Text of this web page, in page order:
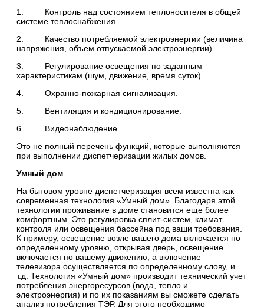
1. Контроль над состоянием теплоносителя в общей
системе теплоснабжения.
2. Качество потребляемой электроэнергии (величина
напряжения, объем отпускаемой электроэнергии).
3. Регулирование освещения по заданным
характеристикам (шум, движение, время суток).
4. Охранно-пожарная сигнализация.
5. Вентиляция и кондиционирование.
6. Видеонаблюдение.
Это не полный перечень функций, которые выполняются
при выполнении диспетчеризации жилых домов.
Умный дом
На бытовом уровне диспетчеризация всем известна как
современная технология «Умный дом». Благодаря этой
технологии проживание в доме становится еще более
комфортным. Это регулировка сплит-систем, климат
контроля или освещения бассейна под ваши требования.
К примеру, освещение возле вашего дома включается по
определенному уровню, открывая дверь, освещение
включается по вашему движению, а включение
телевизора осуществляется по определенному слову, и
т.д. Технология «Умный дом» производит технический учет
потребления энергоресурсов (вода, тепло и
электроэнергия) и по их показаниям вы сможете сделать
анализ потребления ТЭР. Для этого необходимо